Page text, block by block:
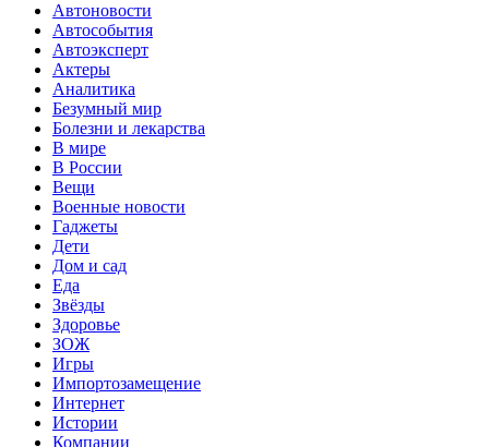
Автоновости
Автособытия
Автоэксперт
Актеры
Аналитика
Безумный мир
Болезни и лекарства
В мире
В России
Вещи
Военные новости
Гаджеты
Дети
Дом и сад
Еда
Звёзды
Здоровье
ЗОЖ
Игры
Импортозамещение
Интернет
Истории
Компании